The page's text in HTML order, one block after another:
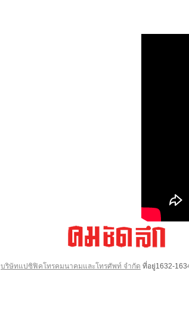
บริษัทแปซิฟิคโทรคมนาคมและโทรศัพท์ จำกัด ที่อยู่1632-